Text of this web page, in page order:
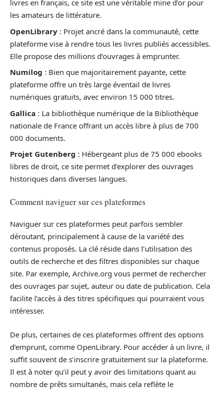
livres en français, ce site est une véritable mine d’or pour
les amateurs de littérature.
OpenLibrary : Projet ancré dans la communauté, cette
plateforme vise à rendre tous les livres publiés accessibles.
Elle propose des millions d’ouvrages à emprunter.
Numilog : Bien que majoritairement payante, cette
plateforme offre un très large éventail de livres
numériques gratuits, avec environ 15 000 titres.
Gallica : La bibliothèque numérique de la Bibliothèque
nationale de France offrant un accès libre à plus de 700
000 documents.
Projet Gutenberg : Hébergeant plus de 75 000 ebooks
libres de droit, ce site permet d’explorer des ouvrages
historiques dans diverses langues.
Comment naviguer sur ces plateformes
Naviguer sur ces plateformes peut parfois sembler
déroutant, principalement à cause de la variété des
contenus proposés. La clé réside dans l’utilisation des
outils de recherche et des filtres disponibles sur chaque
site. Par exemple, Archive.org vous permet de rechercher
des ouvrages par sujet, auteur ou date de publication. Cela
facilite l’accès à des titres spécifiques qui pourraient vous
intéresser.
De plus, certaines de ces plateformes offrent des options
d’emprunt, comme OpenLibrary. Pour accéder à un livre, il
suffit souvent de s’inscrire gratuitement sur la plateforme.
Il est à noter qu’il peut y avoir des limitations quant au
nombre de prêts simultanés, mais cela reflète le